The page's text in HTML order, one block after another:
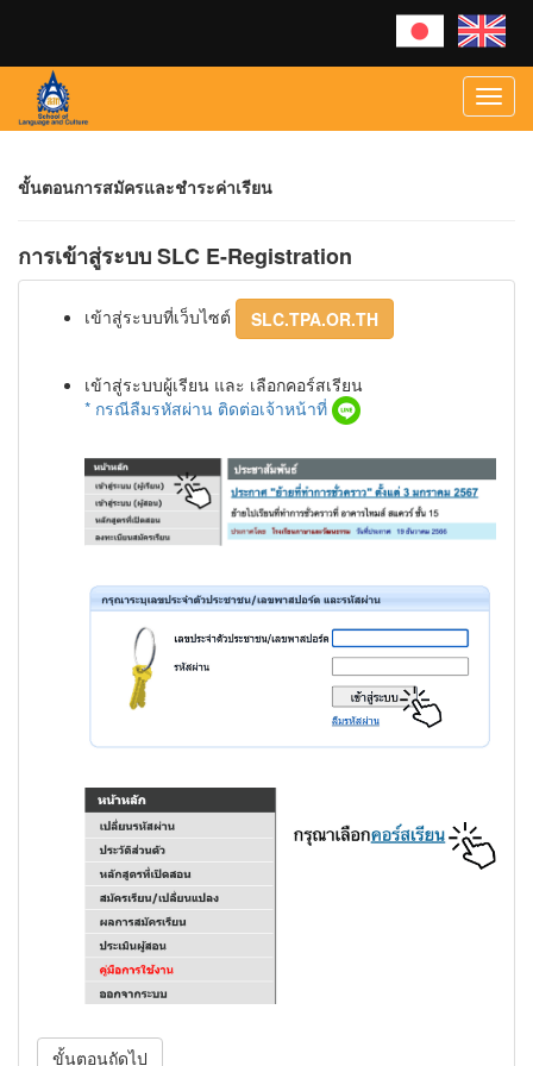
ขั้นตอนการสมัครและชำระค่าเรียน
การเข้าสู่ระบบ SLC E-Registration
เข้าสู่ระบบที่เว็บไซต์ SLC.TPA.OR.TH
เข้าสู่ระบบผู้เรียน และ เลือกคอร์สเรียน
* กรณีลืมรหัสผ่าน ติดต่อเจ้าหน้าที่
ขั้นตอนถัดไป